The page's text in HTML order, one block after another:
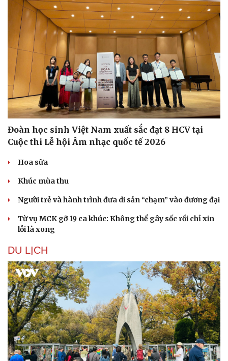
Văn hóa
Sân khấu - Điện ảnh
Văn học
Âm nhạc
Di sản
Giải trí
Nghệ sĩ
Thời trang
Sao Việt
Đoàn học sinh Việt Nam xuất sắc đạt 8 HCV tại
Cuộc thi Lễ hội Âm nhạc quốc tế 2026
Hoa sữa
Khúc mùa thu
Người trẻ và hành trình đưa di sản “chạm” vào đương đại
Từ vụ MCK gỡ 19 ca khúc: Không thể gây sốc rồi chỉ xin
lỗi là xong
DU LỊCH